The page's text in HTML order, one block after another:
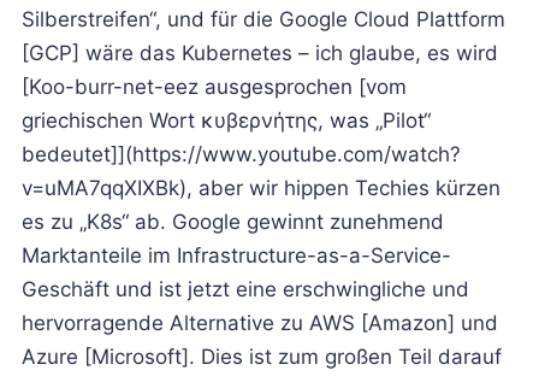
Silberstreifen“, und für die Google Cloud Plattform
[GCP] wäre das Kubernetes – ich glaube, es wird
[Koo-burr-net-eez ausgesprochen [vom
griechischen Wort κυβερνήτης, was „Pilot“
bedeutet]](https://www.youtube.com/watch?
v=uMA7qqXIXBk), aber wir hippen Techies kürzen
es zu „K8s“ ab. Google gewinnt zunehmend
Marktanteile im Infrastructure-as-a-Service-
Geschäft und ist jetzt eine erschwingliche und
hervorragende Alternative zu AWS [Amazon] und
Azure [Microsoft]. Dies ist zum großen Teil darauf